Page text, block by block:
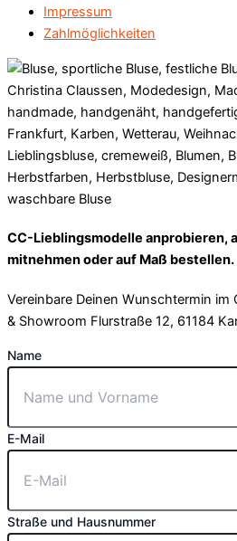
Impressum
Zahlmöglichkeiten
CC-Lieblingsmodelle anprobieren,
mitnehmen oder auf Maß bestellen.
Vereinbare Deinen Wunschtermin im
& Showroom Flurstraße 12, 61184
Name
E-Mail
Straße und Hausnummer